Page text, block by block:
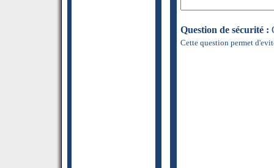
Question de sécurité :
Cette question permet